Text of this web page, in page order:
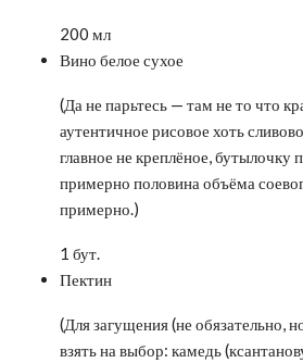
200 мл
Вино белое сухое
(Да не парьтесь — там не то что
аутентичное рисовое хоть
главное не креплёное, бутылочку
примерно половина объёма
примерно.)
1 бут.
Пектин
(Для загущения (не обязательно,
взять на выбор: камедь